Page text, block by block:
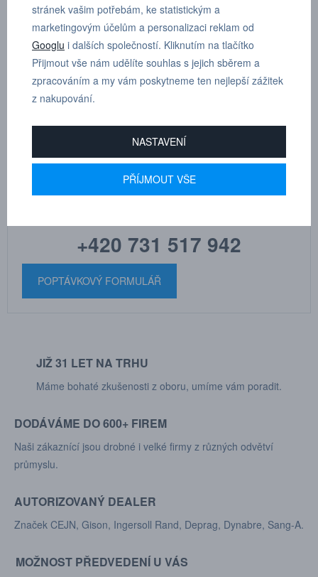
niklovaná mosaz
Dle tloušťky hadice
MARTIN
DRHOLEC
technické poradenství
+420 731 517 942
POPTÁVKOVÝ FORMULÁŘ
JIŽ 31 LET NA TRHU
Máme bohaté zkušenosti z oboru, umíme vám poradit.
DODÁVÁME DO 600+ FIREM
Naši zákaznící jsou drobné i velké firmy z různých odvětví
průmyslu.
AUTORIZOVANÝ DEALER
Značek CEJN, Gison, Ingersoll Rand, Deprag, Dynabre, Sang-A.
MOŽNOST PŘEDVEDENÍ U VÁS
stránek vašim potřebám, ke statistickým a
marketingovým účelům a personalizaci reklam od
Googlu i dalších společností. Kliknutím na tlačítko
Přijmout vše nám udělíte souhlas s jejich sběrem a
zpracováním a my vám poskytneme ten nejlepší zážitek
z nakupování.
NASTAVENÍ
PŘÍJMOUT VŠE